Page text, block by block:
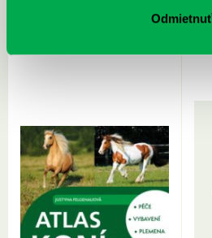
Odmietnuť
Sprievodca po hviezdnej oblohe